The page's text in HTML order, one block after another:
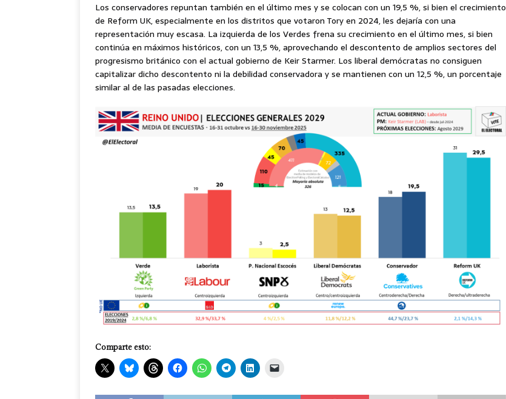
Los conservadores repuntan también en el último mes y se colocan con un 19,5 %, si bien el crecimiento
de Reform UK, especialmente en los distritos que votaron Tory en 2024, les dejaría con una
representación muy escasa. La izquierda de los Verdes frena su crecimiento en el último mes, si bien
continúa en máximos históricos, con un 13,5 %, aprovechando el descontento de amplios sectores del
progresismo británico con el actual gobierno de Keir Starmer. Los liberal demócratas no consiguen
capitalizar dicho descontento ni la debilidad conservadora y se mantienen con un 12,5 %, un porcentaje
similar al de las pasadas elecciones.
Comparte esto: